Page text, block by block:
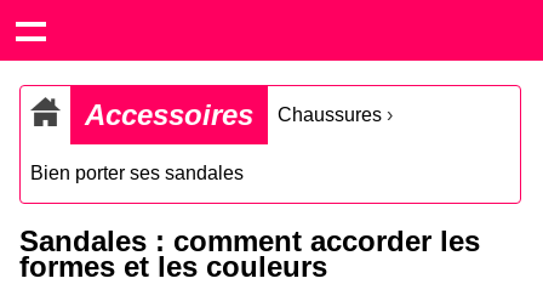
Accessoires Chaussures ›
Bien porter ses sandales
Sandales : comment accorder les
formes et les couleurs